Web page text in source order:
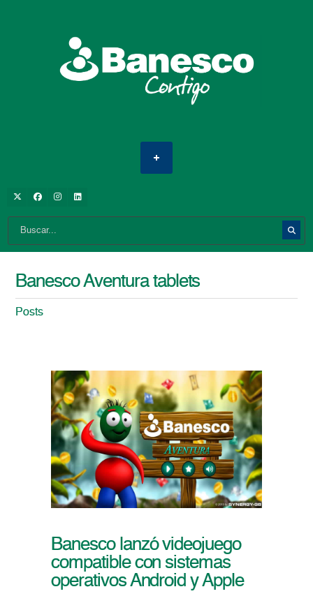
Banesco Aventura tablets
Posts
Banesco lanzó videojuego
compatible con sistemas
operativos Android y Apple